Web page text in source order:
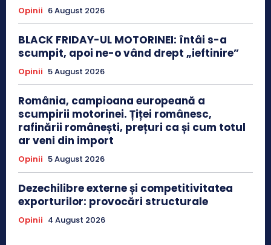
Opinii 6 August 2026
BLACK FRIDAY-UL MOTORINEI: întâi s-a
scumpit, apoi ne-o vând drept „ieftinire”
Opinii 5 August 2026
România, campioana europeană a
scumpirii motorinei. Țiței românesc,
rafinării românești, prețuri ca și cum totul
ar veni din import
Opinii 5 August 2026
Dezechilibre externe și competitivitatea
exporturilor: provocări structurale
Opinii 4 August 2026